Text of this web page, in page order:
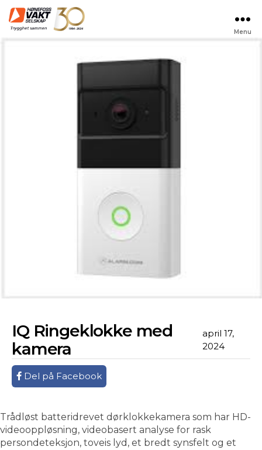
Menu
IQ Ringeklokke med
kamera
april 17,
2024
Del på Facebook
Trådløst batteridrevet dørklokkekamera som har HD-
videooppløsning, videobasert analyse for rask
persondeteksjon, toveis lyd, et bredt synsfelt og et